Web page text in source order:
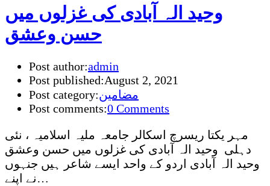
وحید الہ آبادی کی غزلوں میں
حسن وعشق
Post author:admin
Post published:August 2, 2021
Post category:مضامین
Post comments:0 Comments
مہر یکتا ریسرچ اسکالر جامعہ ملیہ اسلامیہ ، نئی
دہلی وحید الہ آبادی کی غزلوں میں حسن وعشق
وحید الہ آبادی اردو کے واحد ایسے شاعر ہیں جنہوں
نے اپنے…